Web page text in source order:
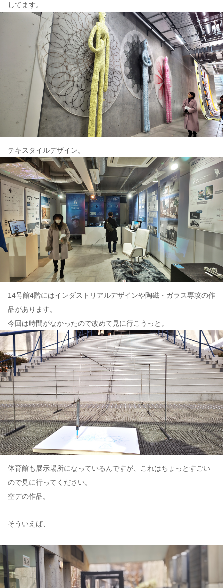
してます。
テキスタイルデザイン。
14号館4階にはインダストリアルデザインや陶磁・ガラス専攻の作
品があります。
今回は時間がなかったので改めて見に行こうっと。
体育館も展示場所になっているんですが、これはちょっとすごい
ので見に行ってください。
空デの作品。
そういえば、